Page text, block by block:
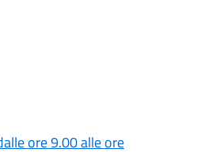
ore 9.00 alle ore